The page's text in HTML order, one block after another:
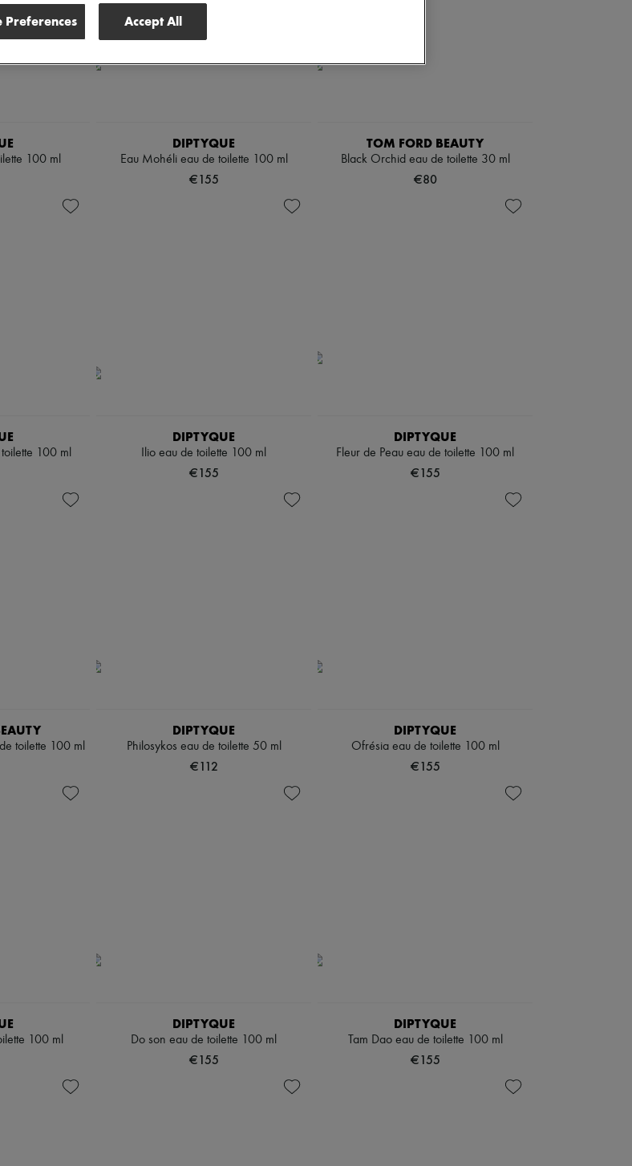
100 ml
DIPTYQUE
Eau Mohéli eau de toilette 100 ml
€155
TOM FORD BEAUTY
Black Orchid eau de toilette 30 ml
€80
100 ml
DIPTYQUE
Ilio eau de toilette 100 ml
€155
DIPTYQUE
Fleur de Peau eau de toilette 100 ml
€155
toilette 100 ml
DIPTYQUE
Philosykos eau de toilette 50 ml
€112
DIPTYQUE
Ofrésia eau de toilette 100 ml
€155
100 ml
DIPTYQUE
Do son eau de toilette 100 ml
€155
DIPTYQUE
Tam Dao eau de toilette 100 ml
€155
Preferences Accept All